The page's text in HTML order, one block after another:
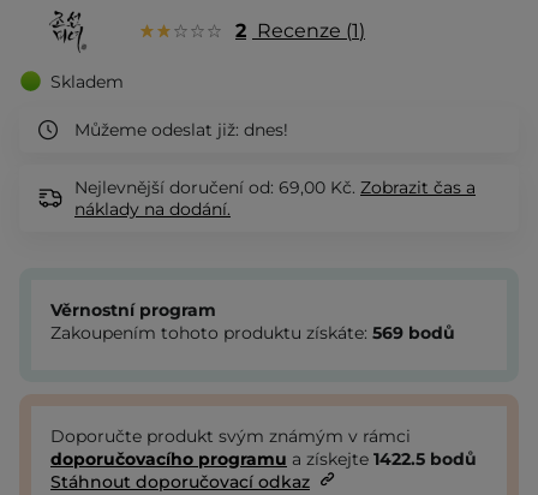
2 Recenze 1
Skladem
Můžeme odeslat již: dnes!
Nejlevnější doručení od: 69,00 Kč. Zobrazit čas a
náklady na dodání.
Věrnostní program
Zakoupením tohoto produktu získáte: 569 bodů
Doporučte produkt svým známým v rámci
doporučovacího programu a získejte 1422.5 bodů
Stáhnout doporučovací odkaz